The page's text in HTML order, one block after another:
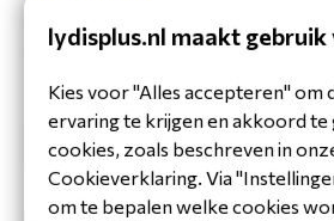
Blijf op de hoogte van ons laatste
nieuws.
lydisplus.nl maakt gebruik
Kies voor "Alles accepteren" om
ervaring te krijgen en akkoord te
cookies, zoals beschreven in
Cookieverklaring. Via
om te bepalen welke cookies